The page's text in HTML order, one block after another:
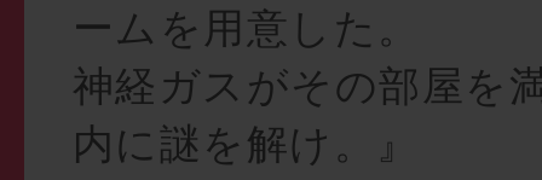
ームを用意した。
神経ガスがその部屋を
内に謎を解け。』